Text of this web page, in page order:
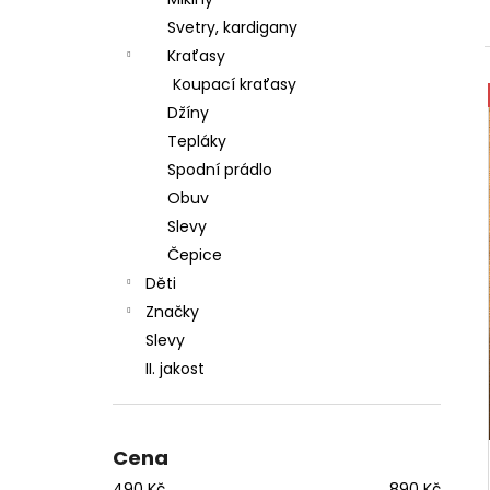
Svetry, kardigany
Kraťasy
Koupací kraťasy
Džíny
Tepláky
Spodní prádlo
Obuv
Slevy
Čepice
Děti
Značky
Slevy
II. jakost
Cena
i